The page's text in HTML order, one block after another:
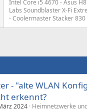
Intel Core i5 4670 - Asus
Labs Soundblaster X-Fi
- Coolermaster Stacker
- "alte WLAN
erkennt?
2024 Heimnetzwerke